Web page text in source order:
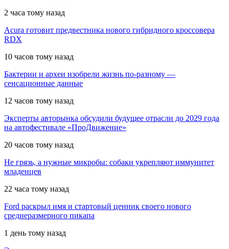
2 часа тому назад
Acura готовит предвестника нового гибридного кроссовера
RDX
10 часов тому назад
Бактерии и археи изобрели жизнь по-разному —
сенсационные данные
12 часов тому назад
Эксперты авторынка обсудили будущее отрасли до 2029 года
на автофестивале «ПроДвижение»
20 часов тому назад
Не грязь, а нужные микробы: собаки укрепляют иммунитет
младенцев
22 часа тому назад
Ford раскрыл имя и стартовый ценник своего нового
среднеразмерного пикапа
1 день тому назад